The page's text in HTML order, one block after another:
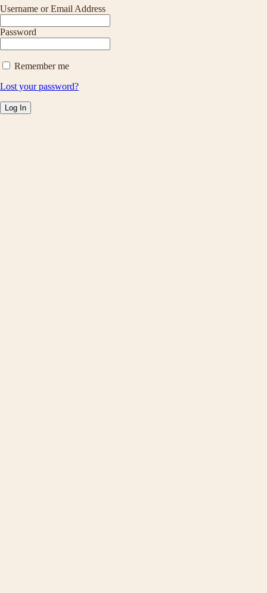
Username or Email Address
Password
Remember me
Lost your password?